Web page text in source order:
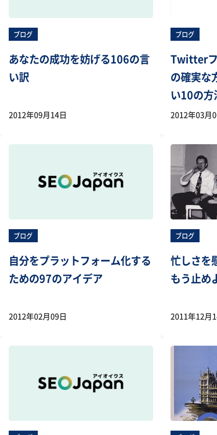
ブログ
あなたの成功を妨げる106の言
い訳
2012年09月14日
ブログ
Twitter
の確実な
い10の方
2012年03月
ブログ
自分をプラットフォーム化する
ための97のアイデア
2012年02月09日
ブログ
忙しさを
もう止め
2011年12月